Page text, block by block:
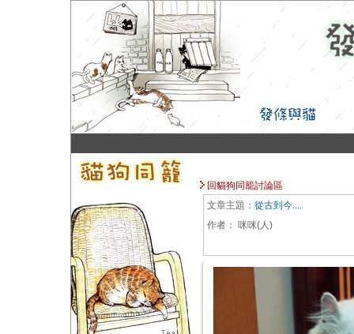
回貓狗同籠討論區
文章主題： 從古到今....
作者： 咪咪(人)